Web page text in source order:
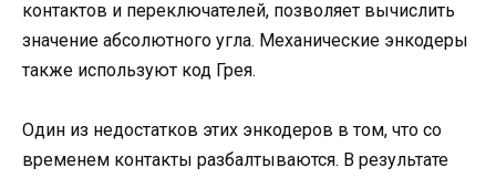
контактов и переключателей, позволяет вычислить
значение абсолютного угла. Механические энкодеры
также используют код Грея.
Один из недостатков этих энкодеров в том, что со
временем контакты разбалтываются. В результате